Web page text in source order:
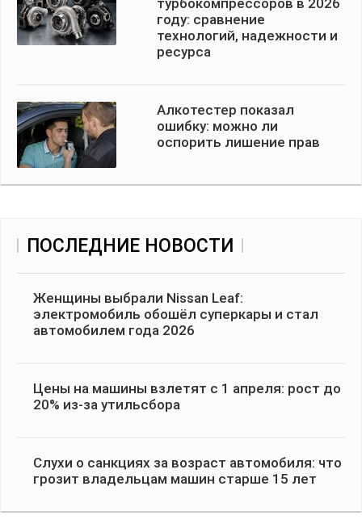
турбокомпрессоров в 2026
году: сравнение
технологий, надежности и
ресурса
Алкотестер показал
ошибку: можно ли
оспорить лишение прав
ПОСЛЕДНИЕ НОВОСТИ
Женщины выбрали Nissan Leaf:
электромобиль обошёл суперкары и стал
автомобилем года 2026
Цены на машины взлетят с 1 апреля: рост до
20% из-за утильсбора
Слухи о санкциях за возраст автомобиля: что
грозит владельцам машин старше 15 лет